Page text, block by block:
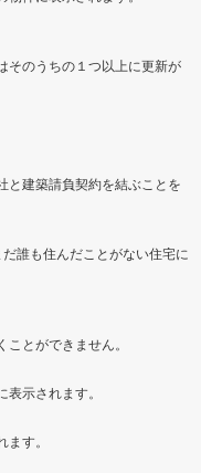
そのうちの１つ以上に更新が
と建築請負契約を結ぶことを
誰も住んだことがない住宅に
とができません。
示されます。
す。